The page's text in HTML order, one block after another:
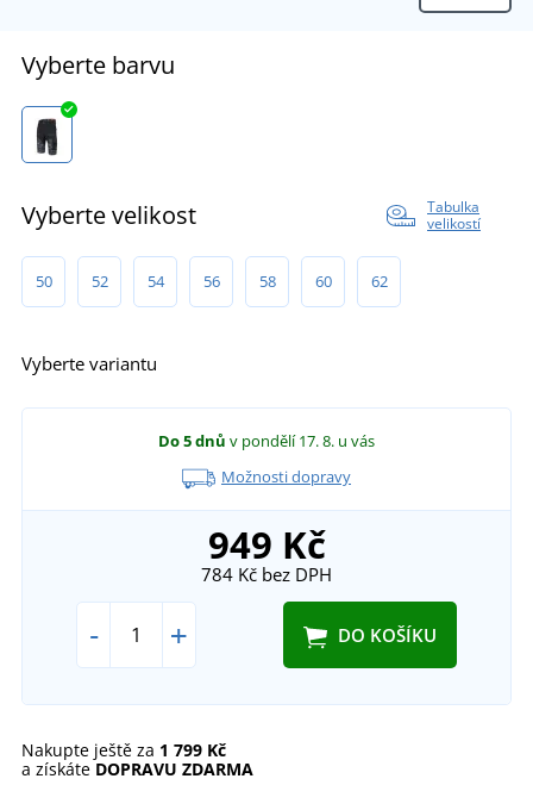
Vyberte barvu
Vyberte velikost
Tabulka
velikostí
50 52 54 56 58 60 62
Vyberte variantu
Do 5 dnů v pondělí 17. 8. u vás
Možnosti dopravy
949 Kč
784 Kč bez DPH
- + DO KOŠÍKU
Nakupte ještě za 1 799 Kč
a získáte DOPRAVU ZDARMA